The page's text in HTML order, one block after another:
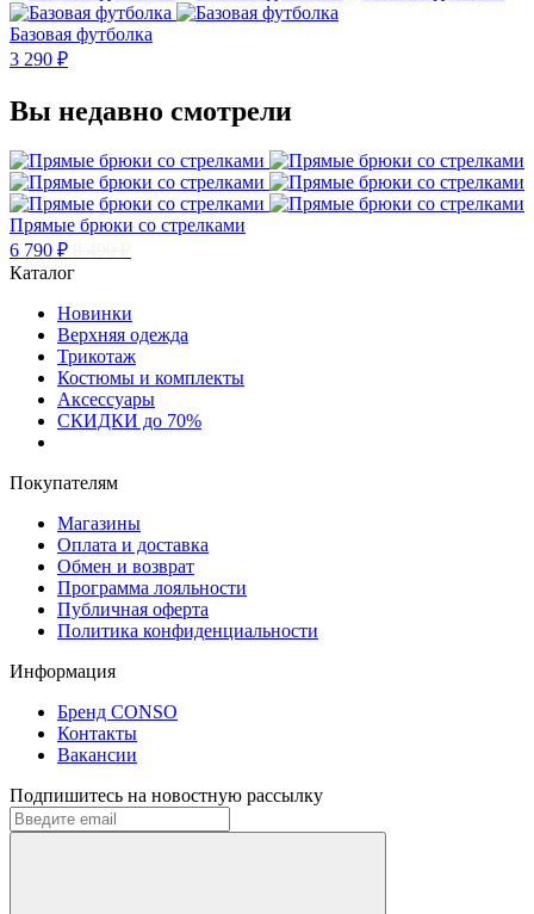
Базовая футболка
3 290 ₽
Вы недавно смотрели
Прямые брюки со стрелками
6 790 ₽
Каталог
Новинки
Верхняя одежда
Трикотаж
Костюмы и комплекты
Аксессуары
СКИДКИ до 70%
Покупателям
Магазины
Оплата и доставка
Обмен и возврат
Программа лояльности
Публичная оферта
Политика конфиденциальности
Информация
Бренд CONSO
Контакты
Вакансии
Подпишитесь на новостную рассылку